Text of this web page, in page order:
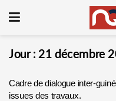
Jour :21 décembre
Cadre de dialogue inter-
issues des travaux.